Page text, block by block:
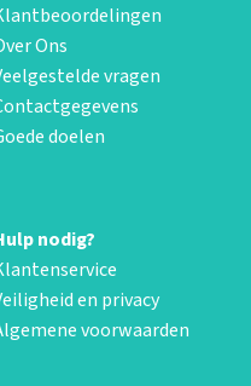
Ons
vragen
doelen
nodig?
en privacy
voorwaarden